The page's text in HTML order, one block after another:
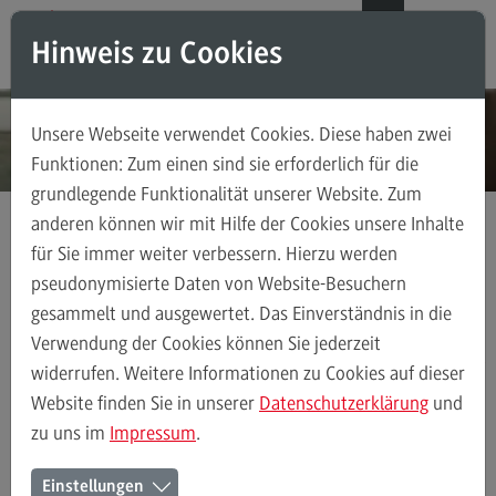
Direkt zum Inhalt
Direkt zum Hauptmenu
Direkt zum Footer
Modul-O-Mat
Masterstudiengänge
Accounting, Controlling, Taxation
Accounting, Controlling, Taxation
Modulangebot
Berufsperspektiven
Kontakt
Advanced Practice in Healthcare
Advanced Practice in Healthcare
Rahmenbedingungen
Kontakt Ansprechpersonen Weiterbildung
Ansprechpersonen Alle Kontakte (alphabetisch)
Ansprechpersonen des Bereichs
Hinweis zu Cookies
Unsere Webseite verwendet Cookies. Diese haben zwei
Funktionen: Zum einen sind sie erforderlich für die
grundlegende Funktionalität unserer Website. Zum
anderen können wir mit Hilfe der Cookies unsere Inhalte
für Sie immer weiter verbessern. Hierzu werden
pseudonymisierte Daten von Website-Besuchern
gesammelt und ausgewertet. Das Einverständnis in die
Verwendung der Cookies können Sie jederzeit
widerrufen. Weitere Informationen zu Cookies auf dieser
Website finden Sie in unserer Datenschutzerklärung und
zu uns im Impressum.
Einstellungen